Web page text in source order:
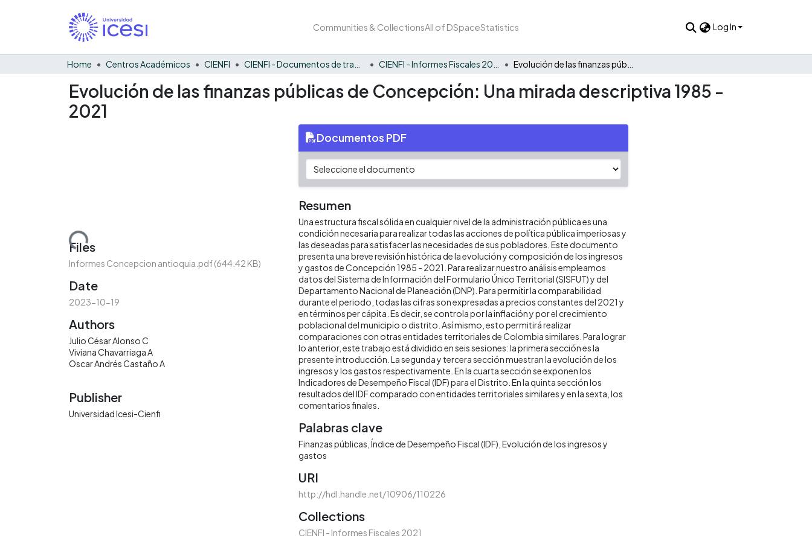
Communities & CollectionsAll of DSpaceStatistics Log In
Home Centros Académicos CIENFI
Evolución de las finanzas públicas de Concepción: Una mirada descriptiva 1985 -
2021
Loading...
Files
Informes Concepcion antioquia.pdf(644.42 KB)
Date
2023-10-19
Authors
Julio César Alonso C
Viviana Chavarriaga A
Oscar Andrés Castaño A
Publisher
Universidad Icesi-Cienfi
Documentos PDF
Resumen
Una estructura fiscal sólida en cualquier nivel de la administración pública es una
condición necesaria para realizar todas las acciones de política pública imperiosas y
las deseadas para satisfacer las necesidades de sus pobladores. Este documento
presenta una breve revisión histórica de la evolución y composición de los ingresos
y gastos de Concepción 1985 - 2021. Para realizar nuestro análisis empleamos
datos del Sistema de Información del Formulario Único Territorial (SISFUT) y del
Departamento Nacional de Planeación (DNP). Para permitir la comparabilidad
durante el periodo, todas las cifras son expresadas a precios constantes del 2021 y
en términos per cápita. Es decir, se controla por la inflación y por el crecimiento
poblacional del municipio o distrito. Así mismo, esto permitirá realizar
comparaciones con otras entidades territoriales de Colombia similares. Para lograr
lo anterior, este trabajo está dividido en seis sesiones: la primera sección es la
presente introducción. La segunda y tercera sección muestran la evolución de los
ingresos y los gastos respectivamente. En la cuarta sección se exponen los
Indicadores de Desempeño Fiscal (IDF) para el Distrito. En la quinta sección los
resultados del IDF comparado con entidades territoriales similares y en la sexta, los
comentarios finales.
Palabras clave
Finanzas públicas Índice de Desempeño Fiscal (IDF) Evolución de los ingresos y
gastos
URI
http://hdl.handle.net/10906/110226
Collections
CIENFI - Informes Fiscales 2021